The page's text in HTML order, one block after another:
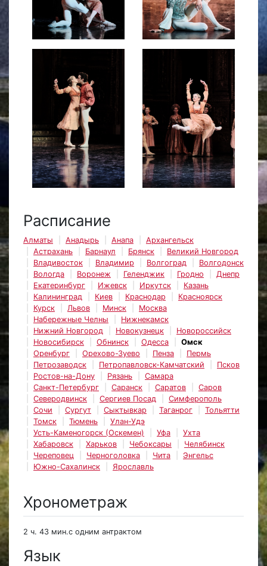
Расписание
Алматы Анадырь Анапа
Архангельск
Астрахань
Барнаул Брянск
Великий Новгород
Владивосток
Владимир Волгоград
Волгодонск
Вологда
Воронеж Геленджик Гродно
Днепр
Екатеринбург
Ижевск Иркутск
Казань
Калининград
Киев Краснодар
Красноярск
Курск
Львов Минск
Москва
Набережные Челны
Нижнекамск
Нижний Новгород
Новокузнецк
Новороссийск
Новосибирск
Обнинск Одесса
Омск
Оренбург
Орехово-Зуево Пенза
Пермь
Петрозаводск
Петропавловск-Камчатский
Псков
Ростов-на-Дону
Рязань
Самара
Санкт-Петербург
Саранск Саратов
Саров
Северодвинск
Сергиев Посад
Симферополь
Сочи
Сургут Сыктывкар Таганрог
Тольятти
Томск
Тюмень
Улан-Удэ
Усть-Каменогорск (Оскемен)
Уфа
Ухта
Хабаровск
Харьков Чебоксары
Челябинск
Череповец
Черноголовка Чита
Энгельс
Южно-Сахалинск
Ярославль
Хронометраж
2 ч. 43 мин.с одним антрактом
Язык